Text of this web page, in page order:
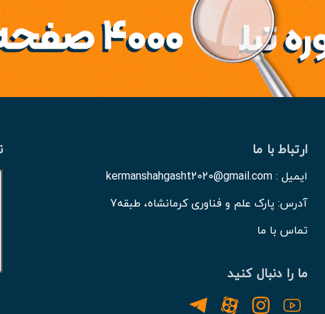
ارتباط با ما
ایمیل : kermanshahgasht2020@gmail.com
آدرس: پارک علم و فناوری کرمانشاه، طبقه7
تماس با ما
ما را دنبال کنید